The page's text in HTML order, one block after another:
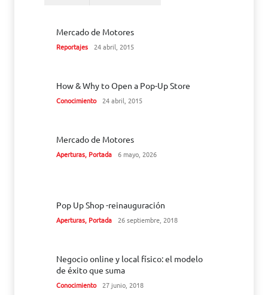
Mercado de Motores
Reportajes 24 abril, 2015
How & Why to Open a Pop-Up Store
Conocimiento 24 abril, 2015
Mercado de Motores
Aperturas, Portada 6 mayo, 2026
Pop Up Shop -reinauguración
Aperturas, Portada 26 septiembre, 2018
Negocio online y local físico: el modelo
de éxito que suma
Conocimiento 27 junio, 2018